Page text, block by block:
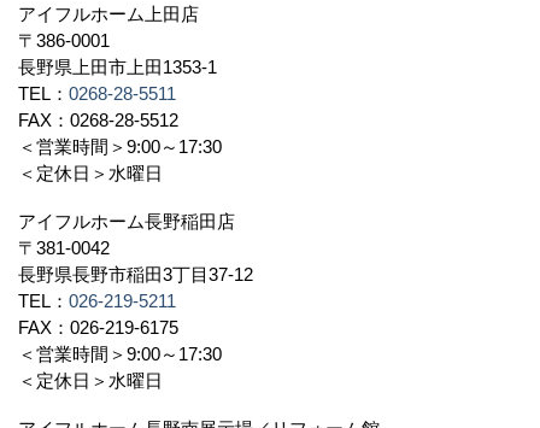
アイフルホーム上田店
〒386-0001
長野県上田市上田1353-1
TEL： 0268-28-5511
FAX：0268-28-5512
＜営業時間＞9:00～17:30
＜定休日＞水曜日
アイフルホーム長野稲田店
〒381-0042
長野県長野市稲田3丁目37-12
TEL： 026-219-5211
FAX：026-219-6175
＜営業時間＞9:00～17:30
＜定休日＞水曜日